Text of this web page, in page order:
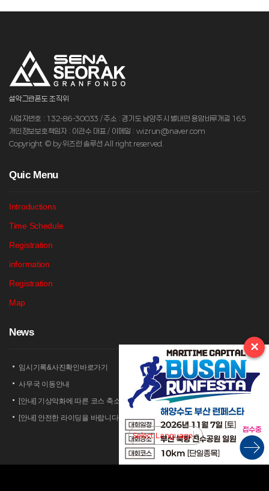
Select Language ▼
설악그란폰도 조직위
사업자번호 : 132-86-30033 / 주소 : 경기도 남양주시 별내면 용암비루개길 165
개인정보보호책임자 : 이관수 대표 / 이메일 : wizrun@naver.com
Copyright © by 위즈런 솔루션 All right reserved.
Quic Menu
Introductions
Time Schedule
Registration
information
Registration
Map
News
임시기록&사진확인바로가기
사무국 이동안내
[안내] 기상악화에 따른 코스 축소 운영 안내
[안내] 안전한 라이딩을 바랍니다
[안내] 상남 부녀회 김밥 단체주문 및 먹거리 부스 운영 안내
2026 세나 설악그란폰도 보험 가입 안내
×